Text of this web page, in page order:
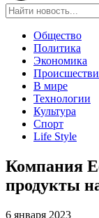
Общество
Политика
Экономика
В мире
Технологии
Культура
Спорт
Life Style
Компания
продукты
6 января 2023